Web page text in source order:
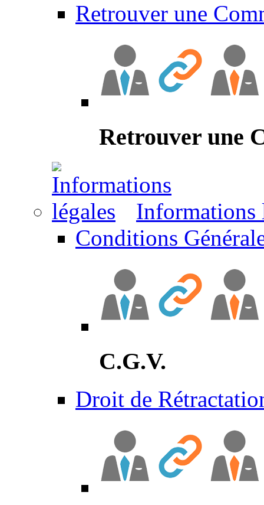
Retrouver une
Retrouver une
Informations
Conditions
C.G.V.
Droit de